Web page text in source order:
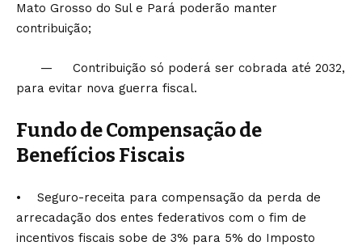
Mato Grosso do Sul e Pará poderão manter
contribuição;
— Contribuição só poderá ser cobrada até 2032,
para evitar nova guerra fiscal.
Fundo de Compensação de
Benefícios Fiscais
• Seguro-receita para compensação da perda de
arrecadação dos entes federativos com o fim de
incentivos fiscais sobe de 3% para 5% do Imposto